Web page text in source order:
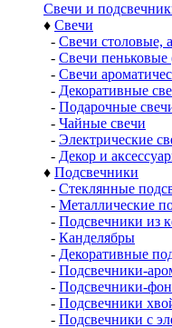
Свечи и
♦ Свечи
- Свечи столовые,
- Свечи пеньковые
- Свечи
- Декоративные
- Подарочные
- Чайные свечи
- Электрические
- Декор и
♦ Подсвечники
- Стеклянные
- Металлические
- Подсвечники из
- Канделябры
- Декоративные
- Подсвечники-
- Подсвечники-
- Подсвечники
- Подсвечники с